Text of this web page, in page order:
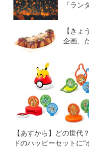
「ラ
【き
企画、
【あすから】どの世代
ドのハッピーセットに“